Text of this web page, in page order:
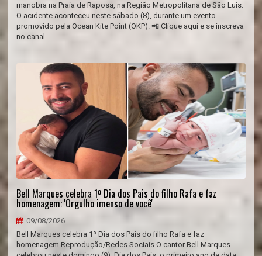
manobra na Praia de Raposa, na Região Metropolitana de São Luís.
O acidente aconteceu neste sábado (8), durante um evento
promovido pela Ocean Kite Point (OKP). 📲 Clique aqui e se inscreva
no canal...
Bell Marques celebra 1º Dia dos Pais do filho Rafa e faz
homenagem: 'Orgulho imenso de você'
09/08/2026
Bell Marques celebra 1º Dia dos Pais do filho Rafa e faz
homenagem Reprodução/Redes Sociais O cantor Bell Marques